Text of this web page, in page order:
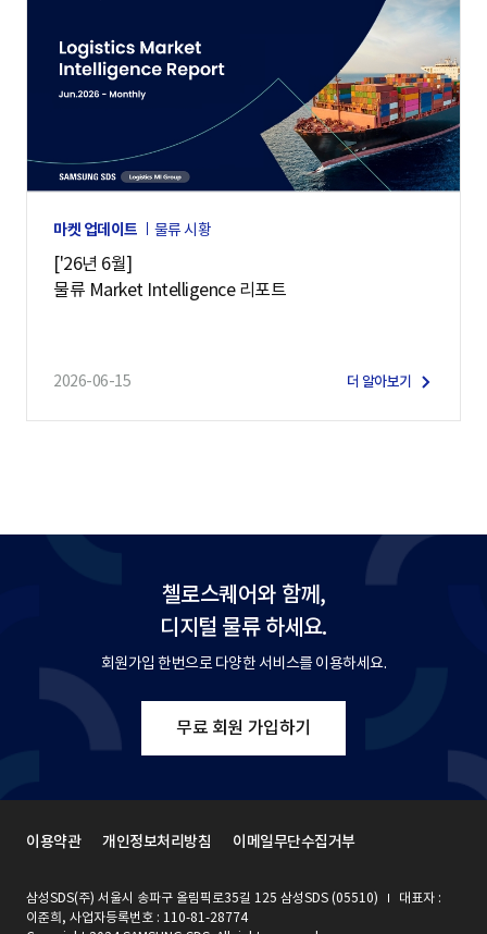
마켓 업데이트 물류 시황
['26년 6월]
물류 Market Intelligence 리포트
2026-06-15 더 알아보기
첼로스퀘어와 함께,
디지털 물류 하세요.
회원가입 한번으로 다양한 서비스를 이용하세요.
무료 회원 가입하기
삼성SDS(주) 서울시 송파구 올림픽로35길 125 삼성SDS (05510)
대표자 :
이준희, 사업자등록번호 : 110-81-28774
이용약관 개인정보처리방침 이메일무단수집거부